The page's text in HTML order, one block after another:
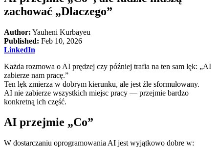
zachować „Dlaczego”
Author: Yauheni Kurbayeu
Published: Feb 10, 2026
LinkedIn
Każda rozmowa o AI prędzej czy później trafia na ten sam lęk: „AI
zabierze nam pracę.”
Ten lęk zmierza w dobrym kierunku, ale jest źle sformułowany.
AI nie zabierze wszystkich miejsc pracy — przejmie bardzo
konkretną ich część.
AI przejmie „Co”
W dostarczaniu oprogramowania AI jest wyjątkowo dobre w: